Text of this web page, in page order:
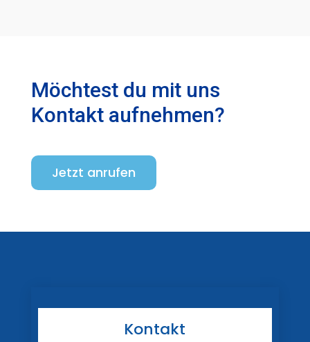
Möchtest du mit uns
Kontakt aufnehmen?
Jetzt anrufen
Kontakt